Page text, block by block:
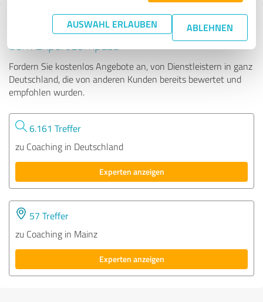
AUSWAHL ERLAUBEN ABLEHNEN
Tipp: Die passenden Experten finden - mit
dem ExpertCompass
Fordern Sie kostenlos Angebote an, von Dienstleistern in ganz
Deutschland, die von anderen Kunden bereits bewertet und
empfohlen wurden.
6.161 Treffer
zu Coaching in Deutschland
Experten anzeigen
57 Treffer
zu Coaching in Mainz
Experten anzeigen